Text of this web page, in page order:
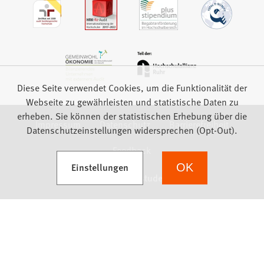
Impressum Datenschutz
Barrierefreiheit
Feedback
Diese Seite verwendet Cookies, um die Funktionalität der
Webseite zu gewährleisten und statistische Daten zu
erheben. Sie können der statistischen Erhebung über die
Datenschutzeinstellungen widersprechen (Opt-Out).
Einstellungen
(Öffnet in einem neuen Tab) OK